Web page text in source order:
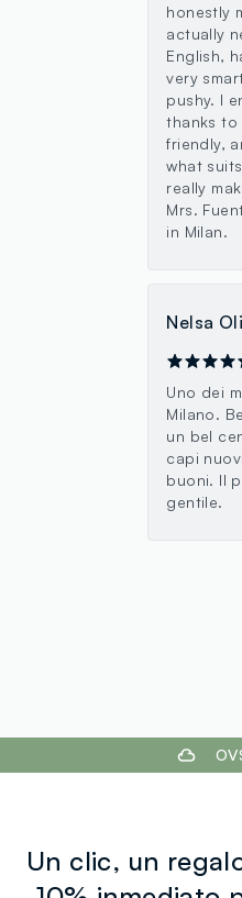
honestly
actually
English,
very
pushy. I
thanks to
friendly,
what
really
Mrs.
in Milan.
Nelsa
Uno dei
Milano.
un bel
capi
buoni. Il
gentile.
Un clic, un